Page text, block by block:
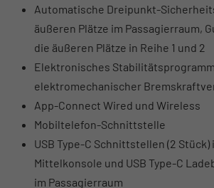
Automatische Dreipunkt-
äußeren Plätze im Passagierraum,
die äußeren Plätze in Reihe 1 und 2
Elektronisches
elektromechanischer
App-Connect Wired und Wireless
Mobiltelefon-Schnittstelle
USB Type-C Schnittstellen (2
Mittelkonsole und USB Type-C
im Passagierraum